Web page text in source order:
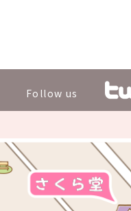
Follow us